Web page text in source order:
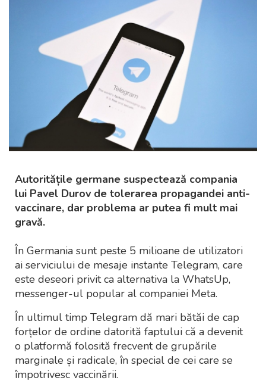
Autoritățile germane suspectează compania
lui Pavel Durov de tolerarea propagandei anti-
vaccinare, dar problema ar putea fi mult mai
gravă.
În Germania sunt peste 5 milioane de utilizatori
ai serviciului de mesaje instante Telegram, care
este deseori privit ca alternativa la WhatsUp,
messenger-ul popular al companiei Meta.
În ultimul timp Telegram dă mari bătăi de cap
forțelor de ordine datorită faptului că a devenit
o platformă folosită frecvent de grupările
marginale și radicale, în special de cei care se
împotrivesc vaccinării.